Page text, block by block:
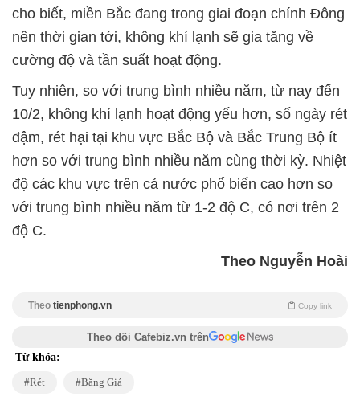
cho biết, miền Bắc đang trong giai đoạn chính Đông
nên thời gian tới, không khí lạnh sẽ gia tăng về
cường độ và tần suất hoạt động.
Tuy nhiên, so với trung bình nhiều năm, từ nay đến
10/2, không khí lạnh hoạt động yếu hơn, số ngày rét
đậm, rét hại tại khu vực Bắc Bộ và Bắc Trung Bộ ít
hơn so với trung bình nhiều năm cùng thời kỳ. Nhiệt
độ các khu vực trên cả nước phổ biến cao hơn so
với trung bình nhiều năm từ 1-2 độ C, có nơi trên 2
độ C.
Theo Nguyễn Hoài
Theo tienphong.vn Copy link
Theo dõi Cafebiz.vn trên
Từ khóa:
Rét Băng Giá